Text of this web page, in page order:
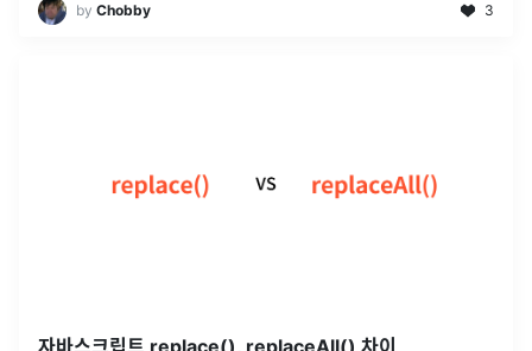
by Chobby 3
자바스크립트 replace(), replaceAll() 차이